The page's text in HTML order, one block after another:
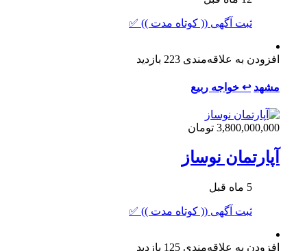
ثبت آگهی (( کوتاه مدت )) ✅
افزودن به علاقه‌مندی 223 بازدید
مشهد ↩ خواجه ربیع
3,800,000,000 تومان
آپارتمان نوساز
5 ماه قبل
ثبت آگهی (( کوتاه مدت )) ✅
افزودن به علاقه‌مندی 125 بازدید